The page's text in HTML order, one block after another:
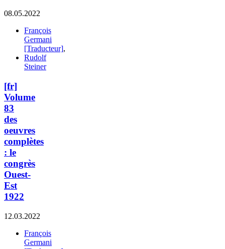
08.05.2022
François
Germani
[Traducteur],
Rudolf
Steiner
[fr]
Volume
83
des
oeuvres
complètes
: le
congrès
Ouest-
Est
1922
12.03.2022
François
Germani